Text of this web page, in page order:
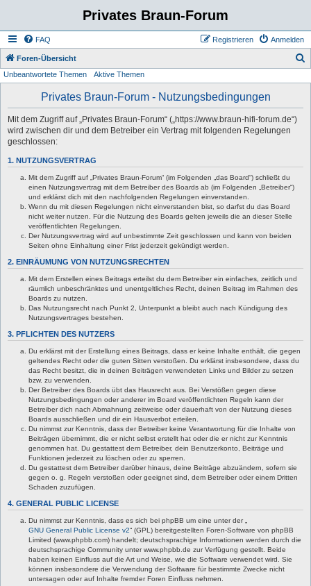
Privates Braun-Forum
FAQ Anmelden
Registrieren
Foren-Übersicht
Unbeantwortete Themen Aktive Themen
Privates Braun-Forum - Nutzungsbedingungen
Mit dem Zugriff auf „Privates Braun-Forum“ („https://www.braun-hifi-forum.de“)
wird zwischen dir und dem Betreiber ein Vertrag mit folgenden Regelungen
geschlossen:
1. NUTZUNGSVERTRAG
Mit dem Zugriff auf „Privates Braun-Forum“ (im Folgenden „das Board“) schließt du
einen Nutzungsvertrag mit dem Betreiber des Boards ab (im Folgenden „Betreiber“)
und erklärst dich mit den nachfolgenden Regelungen einverstanden.
Wenn du mit diesen Regelungen nicht einverstanden bist, so darfst du das Board
nicht weiter nutzen. Für die Nutzung des Boards gelten jeweils die an dieser Stelle
veröffentlichten Regelungen.
Der Nutzungsvertrag wird auf unbestimmte Zeit geschlossen und kann von beiden
Seiten ohne Einhaltung einer Frist jederzeit gekündigt werden.
2. EINRÄUMUNG VON NUTZUNGSRECHTEN
Mit dem Erstellen eines Beitrags erteilst du dem Betreiber ein einfaches, zeitlich und
räumlich unbeschränktes und unentgeltliches Recht, deinen Beitrag im Rahmen des
Boards zu nutzen.
Das Nutzungsrecht nach Punkt 2, Unterpunkt a bleibt auch nach Kündigung des
Nutzungsvertrages bestehen.
3. PFLICHTEN DES NUTZERS
Du erklärst mit der Erstellung eines Beitrags, dass er keine Inhalte enthält, die gegen
geltendes Recht oder die guten Sitten verstoßen. Du erklärst insbesondere, dass du
das Recht besitzt, die in deinen Beiträgen verwendeten Links und Bilder zu setzen
bzw. zu verwenden.
Der Betreiber des Boards übt das Hausrecht aus. Bei Verstößen gegen diese
Nutzungsbedingungen oder anderer im Board veröffentlichten Regeln kann der
Betreiber dich nach Abmahnung zeitweise oder dauerhaft von der Nutzung dieses
Boards ausschließen und dir ein Hausverbot erteilen.
Du nimmst zur Kenntnis, dass der Betreiber keine Verantwortung für die Inhalte von
Beiträgen übernimmt, die er nicht selbst erstellt hat oder die er nicht zur Kenntnis
genommen hat. Du gestattest dem Betreiber, dein Benutzerkonto, Beiträge und
Funktionen jederzeit zu löschen oder zu sperren.
Du gestattest dem Betreiber darüber hinaus, deine Beiträge abzuändern, sofern sie
gegen o. g. Regeln verstoßen oder geeignet sind, dem Betreiber oder einem Dritten
Schaden zuzufügen.
4. GENERAL PUBLIC LICENSE
Du nimmst zur Kenntnis, dass es sich bei phpBB um eine unter der „
GNU General Public License v2“ (GPL) bereitgestellten Foren-Software von phpBB
Limited (www.phpbb.com) handelt; deutschsprachige Informationen werden durch die
deutschsprachige Community unter www.phpbb.de zur Verfügung gestellt. Beide
haben keinen Einfluss auf die Art und Weise, wie die Software verwendet wird. Sie
können insbesondere die Verwendung der Software für bestimmte Zwecke nicht
untersagen oder auf Inhalte fremder Foren Einfluss nehmen.